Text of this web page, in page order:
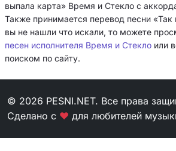
выпала карта» Время и Стекло с
Также принимается перевод песни «Так
вы не нашли что искали, то можете
песен исполнителя Время и Стекло или
поиском по сайту.
© 2026 PESNI.NET. Все права
Сделано с ❤ для любителей